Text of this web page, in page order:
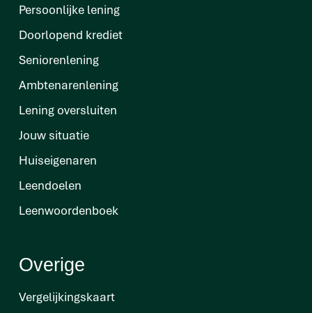
Persoonlijke lening
Doorlopend krediet
Seniorenlening
Ambtenarenlening
Lening oversluiten
Jouw situatie
Huiseigenaren
Leendoelen
Leenwoordenboek
Overige
Vergelijkingskaart